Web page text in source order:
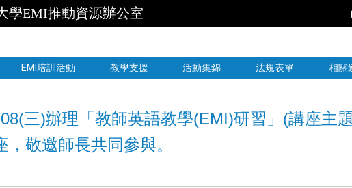
學EMI推動資源辦公室
EMI培訓活動 教學支援 活動集錦 法規表單 相關
三)辦理「教師英語教學(EMI)研習」(講座主
，敬邀師長共同參與。